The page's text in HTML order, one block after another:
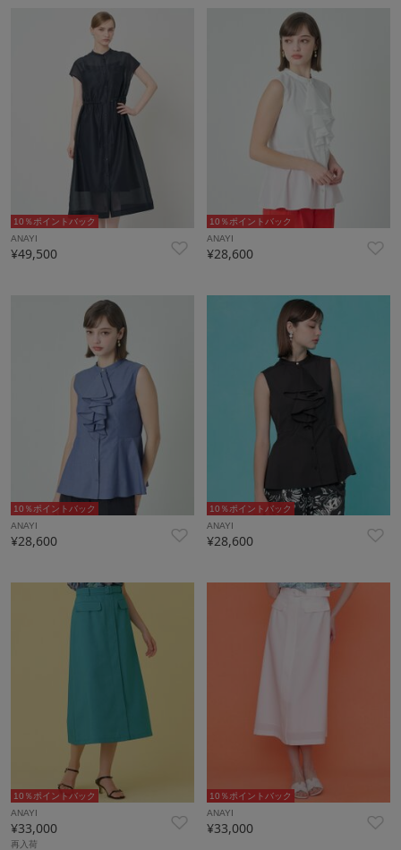
10％ポイントバック
ANAYI
¥49,500
10％ポイントバック
ANAYI
¥28,600
10％ポイントバック
ANAYI
¥28,600
10％ポイントバック
ANAYI
¥28,600
10％ポイントバック
ANAYI
¥33,000
再入荷
10％ポイントバック
ANAYI
¥33,000